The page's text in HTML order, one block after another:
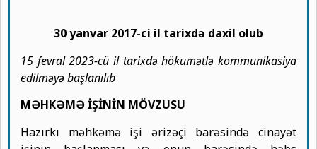
30 yanvar 2017-ci il tarixdə daxil olub
15 fevral 2023-cü il tarixdə hökumətlə kommunikasiya
edilməyə başlanılıb
MƏHKƏMƏ İŞİNİN MÖVZUSU
Hazırkı məhkəmə işi ərizəçi barəsində cinayət